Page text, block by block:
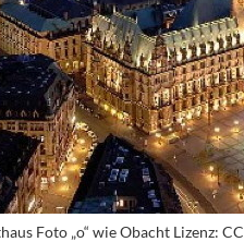
Foto „o“ wie Obacht Lizenz: CC